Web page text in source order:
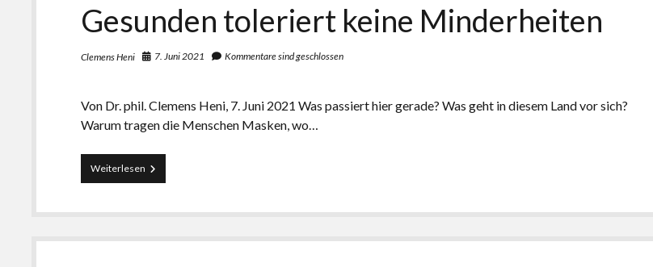
Gesunden toleriert keine Minderheiten
Clemens Heni 7. Juni 2021 Kommentare sind geschlossen
Von Dr. phil. Clemens Heni, 7. Juni 2021 Was passiert hier gerade? Was geht in diesem Land vor sich?
Warum tragen die Menschen Masken, wo…
Weiterlesen Diskriminiert
das
Regensburg
Die